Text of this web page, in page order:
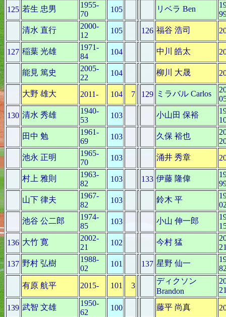
125 若生 忠男
1955-
70
105 リベラ Ben
清水 直行
2000-
12
105 126 福谷 浩司
127 稲葉 光雄
1971-
84
104 中川 皓太
能見 篤史
2005-
22
104 柳川 大晟
大野 雄大 2011- 104 7 129 ミラバル Carlos
130 清水 秀雄
1940-
53
103 小山田 保裕
田中 勉
1961-
69
103 久保 裕也
池永 正明
1965-
70
103 涌井 秀章
村上 雅則
1963-
82
103 133 伊藤 隆偉
山下 律夫
1967-
82
103 鈴木 平
池谷 公二郎
1974-
85
103 小山 伸一郎
136 大竹 寛
2002-
21
102 今村 猛
137 野村 弘樹
1988-
02
101 137 星野 仙一
有原 航平
2015- 101 3
ディクソン
Brandon
139 武智 文雄
1950-
62
100 藤平 尚真